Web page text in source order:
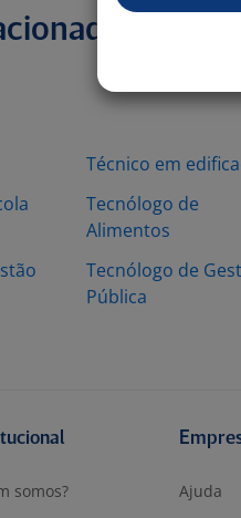
Técnico em
Tecnólogo de
Alimentos
Tecnólogo de
Pública
somos?
Ajuda